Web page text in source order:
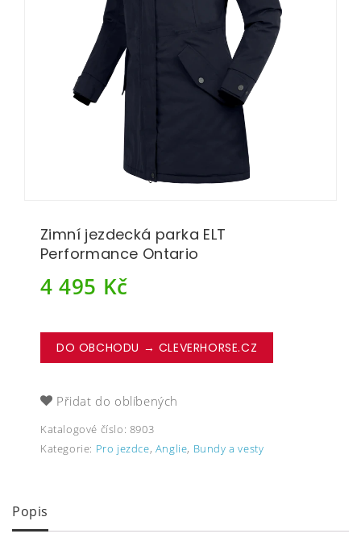
Zimní jezdecká parka ELT
Performance Ontario
4 495 Kč
DO OBCHODU → CLEVERHORSE.CZ
Přidat do oblíbených
Katalogové číslo: 8903
Kategorie: Pro jezdce, Anglie, Bundy a vesty
Popis